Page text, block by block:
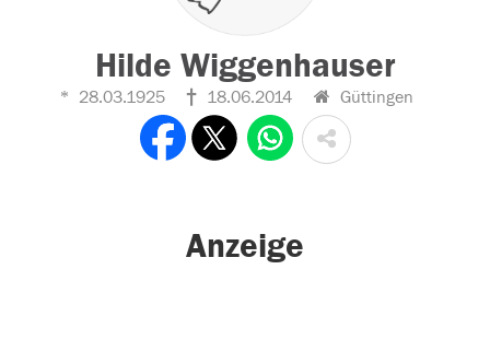
Hilde Wiggenhauser
28.03.1925 18.06.2014 Güttingen
Anzeige